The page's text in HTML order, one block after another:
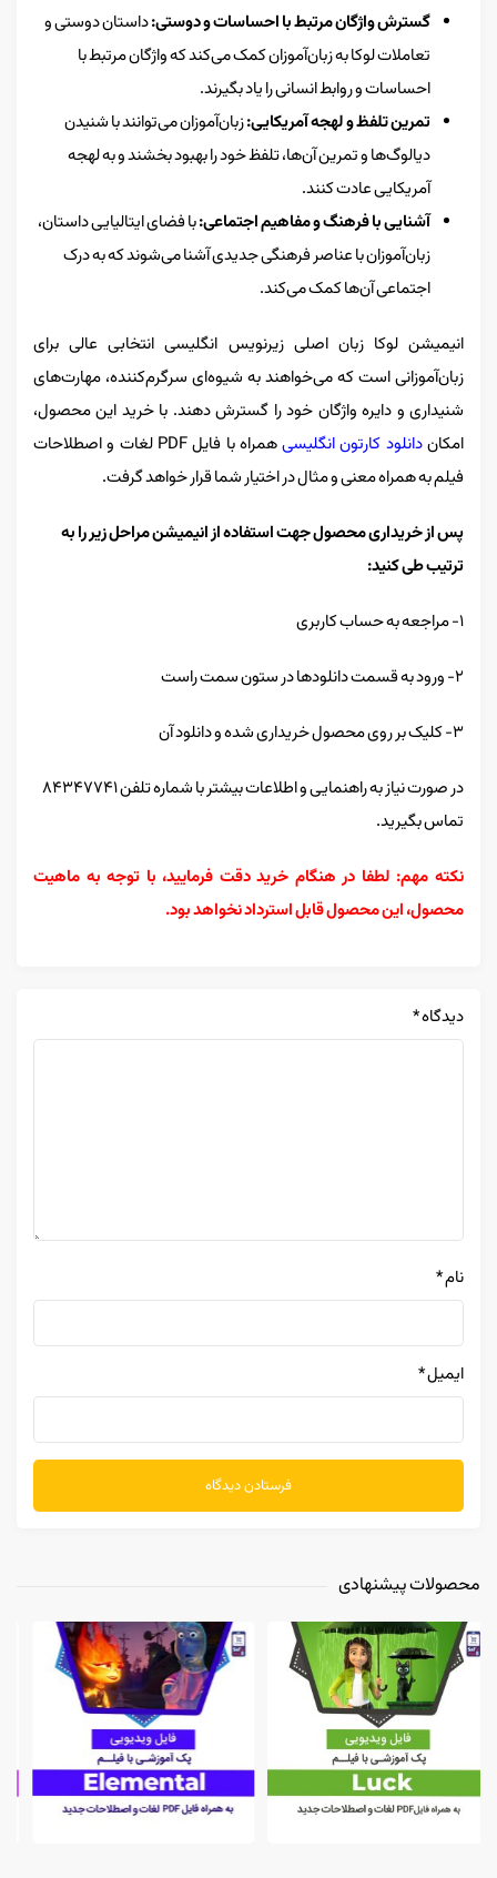
گسترش واژگان مرتبط با احساسات و دوستی:داستان دوستی و
تعاملات لوکا به زبان‌آموزان کمک می‌کند که واژگان مرتبط با
احساسات و روابط انسانی را یاد بگیرند.
تمرین تلفظ و لهجه آمریکایی:زبان‌آموزان می‌توانند با شنیدن
دیالوگ‌ها و تمرین آن‌ها، تلفظ خود را بهبود بخشند و به لهجه
آمریکایی عادت کنند.
آشنایی با فرهنگ و مفاهیم اجتماعی:با فضای ایتالیایی داستان،
زبان‌آموزان با عناصر فرهنگی جدیدی آشنا می‌شوند که به درک
اجتماعی آن‌ها کمک می‌کند.
انیمیشن لوکا زبان اصلی زیرنویس انگلیسی انتخابی عالی برای
زبان‌آموزانی است که می‌خواهند به شیوه‌ای سرگرم‌کننده، مهارت‌های
شنیداری و دایره واژگان خود را گسترش دهند. با خرید این محصول،
امکاندانلود کارتون انگلیسی
همراه با فایل PDF لغات و اصطلاحات
فیلم به همراه معنی و مثال در اختیار شما قرار خواهد گرفت.
پس از خریداری محصول جهت استفاده از انیمیشن مراحل زیر را به
ترتیب طی کنید:
۱- مراجعه به حساب کاربری
۲- ورود به قسمت دانلودها در ستون سمت راست
۳- کلیک بر روی محصول خریداری شده و دانلود آن
در صورت نیاز به راهنمایی و اطلاعات بیشتر با شماره تلفن ۸۴۳۴۷۷۴۱
تماس بگیرید.
نکته مهم: لطفا در هنگام خرید دقت فرمایید، با توجه به ماهیت
محصول، این محصول قابل استرداد نخواهد بود.
دیدگاه*
نام*
ایمیل*
محصولات پیشنهادی